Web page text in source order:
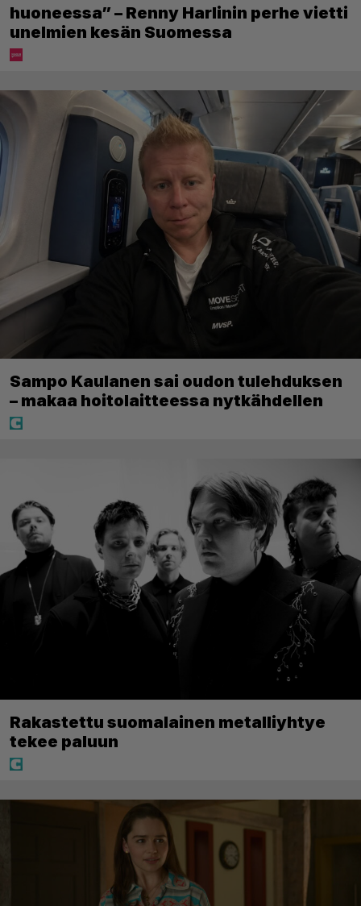
huoneessa” – Renny Harlinin perhe vietti
unelmien kesän Suomessa
Sampo Kaulanen sai oudon tulehduksen
– makaa hoitolaitteessa nytkähdellen
Rakastettu suomalainen metalliyhtye
tekee paluun